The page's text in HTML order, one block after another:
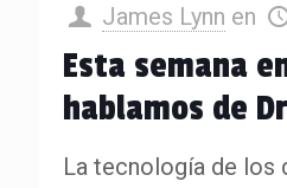
James Lynn en
Esta semana
hablamos de
La tecnología de los